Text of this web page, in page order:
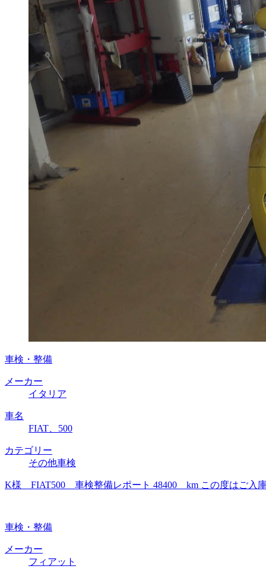
車検・整備
メーカー
イタリア
車名
FIAT、500
カテゴリー
その他車検
K様 FIAT500 車検整備レポート 48400 km この度はご入
車検・整備
メーカー
フィアット